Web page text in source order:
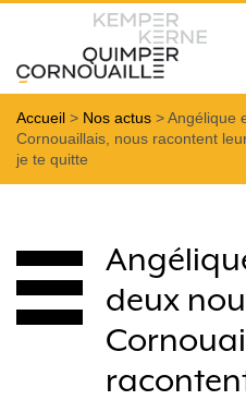
Accueil > Nos actus > Angélique
Cornouaillais, nous racontent
je te quitte
deux